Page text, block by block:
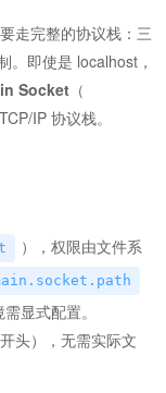
走完整的协议栈：三
。即使是 localhost，
Socket （
IP 协议栈。
），权限由文件系
显式配置。
开头），无需实际文